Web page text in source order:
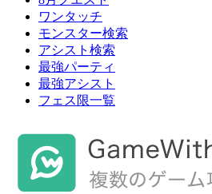
ワンタッチ
モンスター検索
アシスト検索
最強パーティ
最強アシスト
フェス限一覧